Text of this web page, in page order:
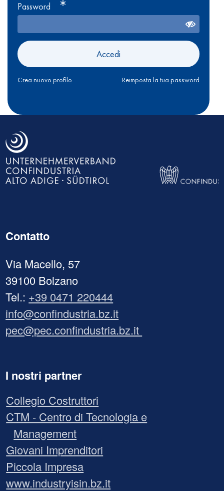
Password
Accedi
Crea nuovo profilo Reimposta la tua password
Contatto
Via Macello, 57
39100 Bolzano
Tel.: +39 0471 220444
info@confindustria.bz.it
pec@pec.confindustria.bz.it
I nostri partner
Collegio Costruttori
CTM - Centro di Tecnologia e
Management
Giovani Imprenditori
Piccola Impresa
www.industryisin.bz.it